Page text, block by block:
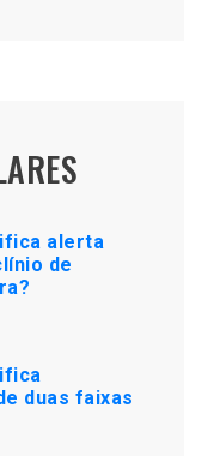
alerta
de
duas faixas